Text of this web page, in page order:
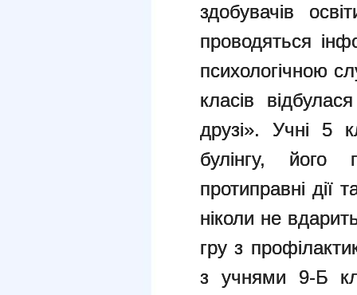
здобувачів
проводяться
психологічною
класів
друзі». Учні 5
булінгу, його
протиправні дії
ніколи не
гру з
з учнями 9-Б